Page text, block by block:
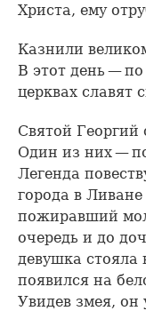
Христа, ему
Казнили
В этот день —
церквах славят
Святой Георгий
Один из них —
Легенда
города в
пожиравший
очередь и до
девушка стояла
появился на
Увидев змея, он